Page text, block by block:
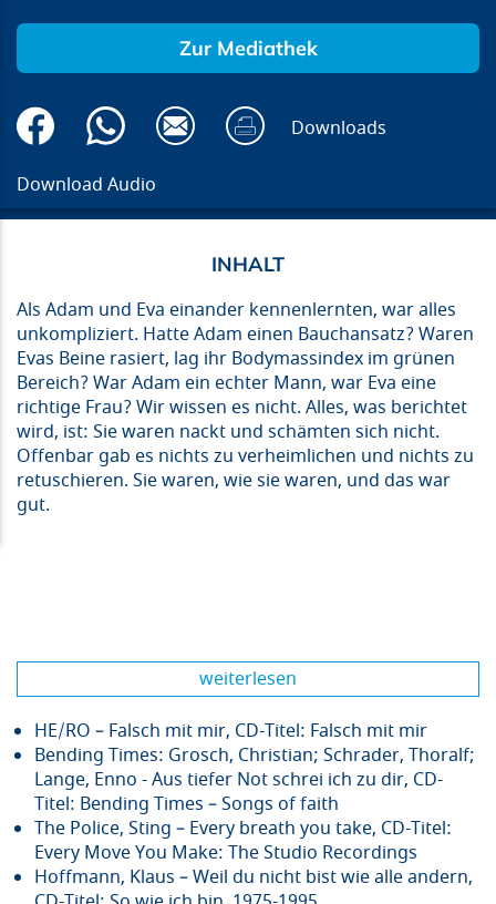
Zur Mediathek
Downloads
Download Audio
Als Adam und Eva einander kennenlernten, war alles
unkompliziert. Hatte Adam einen Bauchansatz? Waren
Evas Beine rasiert, lag ihr Bodymassindex im grünen
Bereich? War Adam ein echter Mann, war Eva eine
richtige Frau? Wir wissen es nicht. Alles, was berichtet
wird, ist: Sie waren nackt und schämten sich nicht.
Offenbar gab es nichts zu verheimlichen und nichts zu
retuschieren. Sie waren, wie sie waren, und das war
gut.
weiterlesen
HE/RO – Falsch mit mir, CD-Titel: Falsch mit mir
Bending Times: Grosch, Christian; Schrader, Thoralf;
Lange, Enno - Aus tiefer Not schrei ich zu dir, CD-
Titel: Bending Times – Songs of faith
The Police, Sting – Every breath you take, CD-Titel:
Every Move You Make: The Studio Recordings
Hoffmann, Klaus – Weil du nicht bist wie alle andern,